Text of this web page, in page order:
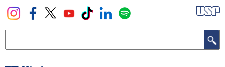
Pular
para
principal